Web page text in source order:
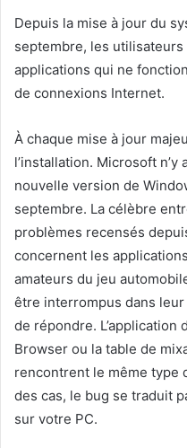
Depuis la mise à jour du
septembre, les
applications qui ne
de connexions Internet.
À chaque mise à jour
l’installation. Microsoft
nouvelle version de
septembre. La célèbre
problèmes recensés
concernent les
amateurs du jeu
être interrompus dans
de répondre. L’application
Browser ou la table de
rencontrent le même type
des cas, le bug se traduit
sur votre PC.